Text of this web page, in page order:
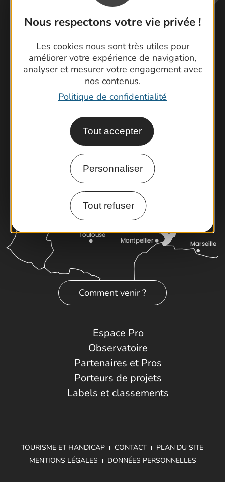
Nous respectons votre vie privée !
Les cookies nous sont très utiles pour
améliorer votre expérience de navigation,
analyser et mesurer votre engagement avec
nos contenus.
Politique de confidentialité
Tout accepter
Personnaliser
Tout refuser
Contactez-nous !
Foire aux questions
Brochures
Latitude Gard
Comment venir ?
Espace Pro
Observatoire
Partenaires et Pros
Porteurs de projets
Labels et classements
TOURISME ET HANDICAP CONTACT
PLAN DU SITE
MENTIONS LÉGALES
DONNÉES PERSONNELLES